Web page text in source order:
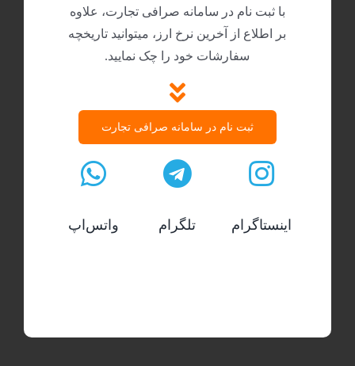
با ثبت نام در سامانه صرافی تجارت، علاوه
بر اطلاع از آخرین نرخ ارز، میتوانید تاریخچه
سفارشات خود را چک نمایید.
ثبت نام در سامانه صرافی تجارت
اینستاگرام تلگرام واتس‌اپ